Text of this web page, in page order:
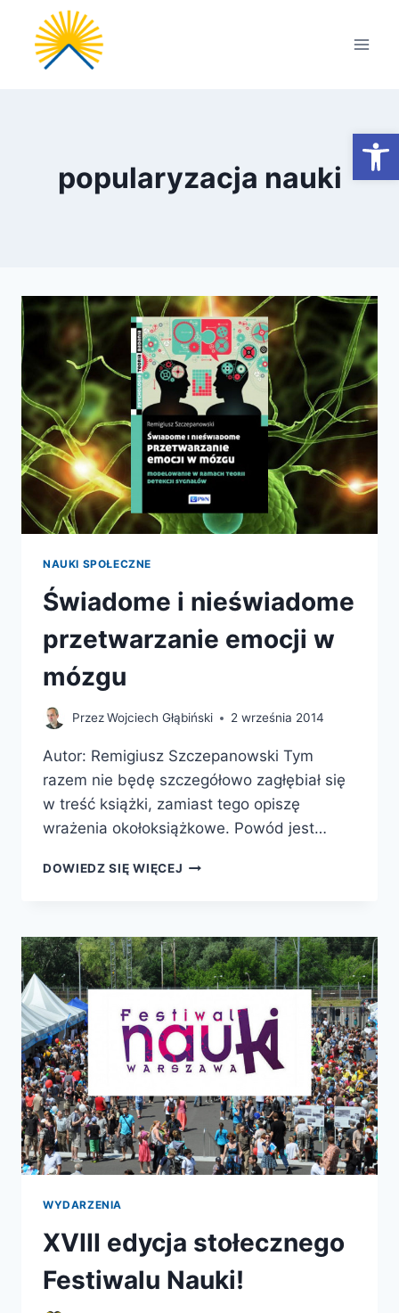
Przejdź
treści
popularyzacja nauki
NAUKI SPOŁECZNE
Świadome i nieświadome
przetwarzanie emocji w
mózgu
PrzezWojciech Głąbiński 2 września 2014
Autor: Remigiusz Szczepanowski Tym
razem nie będę szczegółowo zagłębiał się
w treść książki, zamiast tego opiszę
wrażenia okołoksiążkowe. Powód jest…
DOWIEDZ SIĘ WIĘCEJ ŚWIADOME
EMOCJI
W
MÓZGU
WYDARZENIA
XVIII edycja stołecznego
Festiwalu Nauki!